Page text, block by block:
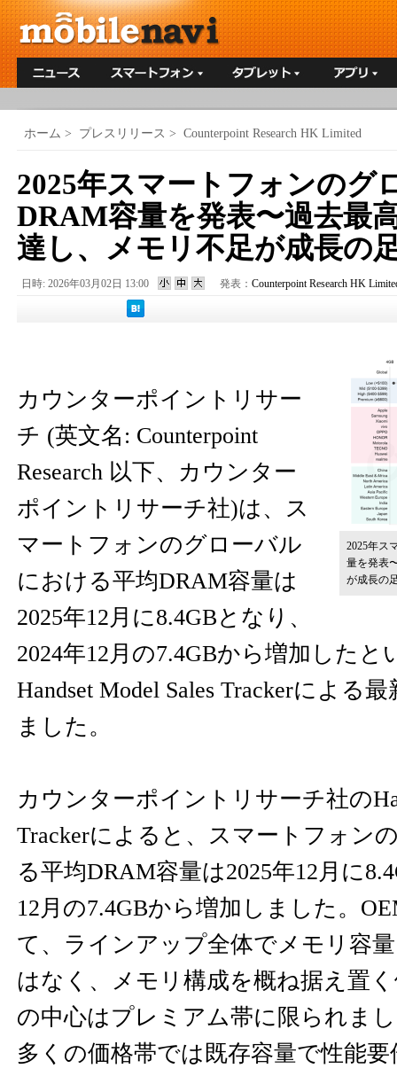
ホーム > プレスリリース > Counterpoint Research HK Limited
2025年スマートフォンのグ
DRAM容量を発表〜過去最
達し、メモリ不足が成長の
日時: 2026年03月02日 13:00 発表： Counterpoint Research HK
2025年ス
量を発表
が成長の
カウンターポイントリサー
チ (英文名: Counterpoint
Research 以下、カウンター
ポイントリサーチ社)は、ス
マートフォンのグローバル
における平均DRAM容量は
2025年12月に8.4GBとなり、
2024年12月の7.4GBから増加した
Handset Model Sales Trackerによる
ました。
カウンターポイントリサーチ社の
Trackerによると、スマートフォン
る平均DRAM容量は2025年12月に
12月の7.4GBから増加しました。
て、ラインアップ全体でメモリ容
はなく、メモリ構成を概ね据え置
の中心はプレミアム帯に限られま
多くの価格帯では既存容量で性能